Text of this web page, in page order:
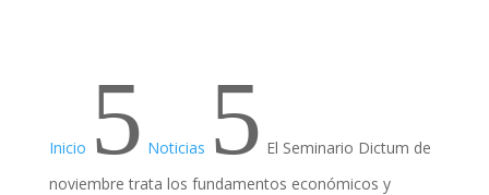
Inicio 5 Noticias 5 El Seminario Dictum de
noviembre trata los fundamentos económicos y